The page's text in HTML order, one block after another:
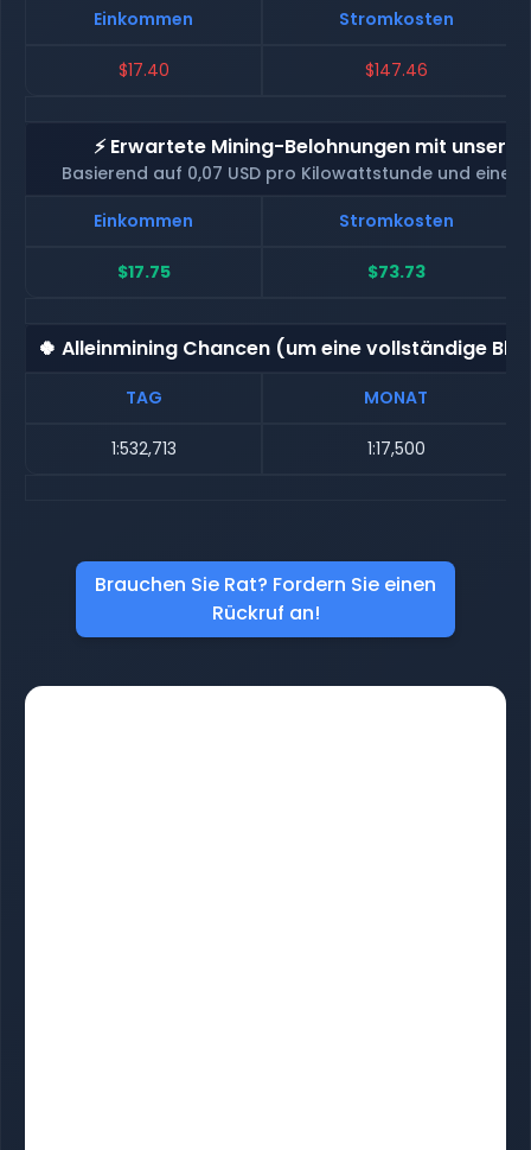
Einkommen
Stromkosten
$17.40 $147.46
⚡ Erwartete Mining-Belohnungen mit
Basierend auf 0,07 USD pro Kilowattstunde und
Einkommen
Stromkosten
$17.75 $73.73
🍀 Alleinmining Chancen (um eine vollständige
TAG MONAT
1:532,713 1:17,500
Brauchen Sie Rat? Fordern Sie einen
Rückruf an!